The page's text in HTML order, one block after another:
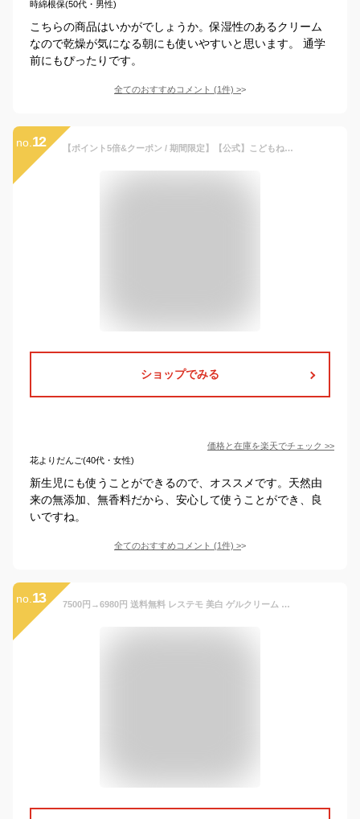
時綿根保(50代・男性)
こちらの商品はいかがでしょうか。保湿性のあるクリーム
なので乾燥が気になる朝にも使いやすいと思います。 通学
前にもぴったりです。
全てのおすすめコメント (1件) >
no. 12 【ポイント5倍&クーポン / 期間限定】【公式】こどもねすのオールインワン保湿ゲル 大容量250g［顔/全身用保湿ゲル］ベビーローション ベビークリーム ベビーオイル ベビーミルク 新生児 ベビー 赤ちゃん こども 無添加 スキンケア 天然由来 無香料 出産祝 敏感肌 ポンプ
ショップでみる
価格と在庫を楽天でチェック >>
花よりだんご(40代・女性)
新生児にも使うことができるので、オススメです。天然由
来の無添加、無香料だから、安心して使うことができ、良
いですね。
全てのおすすめコメント (1件) >
no. 13 7500円→6980円 送料無料 レステモ 美白 ゲルクリーム シルク姉愛用 500gボトル付 オールインワン オールインワンジェル ポンプ オールインワンゲル 美白ゲルクリーム ゲル 化粧水 乳液 美容液 クリーム 化粧下地 シミ 乾燥肌 低刺激 保湿 しみ 敏感肌 スキンケア 小じわ